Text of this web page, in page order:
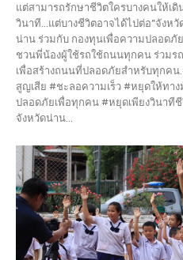
แต่สามารถรักษาชีวิตใครบางคนให้เดิ
วินาที…แต่บางชีวิตอาจได้ไปต่อ”จังห
น่าน ร่วมกับ กองทุนเพื่อความปลอดภั
ชวนพี่น้องผู้ใช้รถใช้ถนนทุกคน ร่วมร
เพื่อสร้างถนนที่ปลอดภัยสำหรับทุกค
สูญเสีย #ชะลอความเร็ว #หยุดให้ทา
ปลอดภัยเพื่อทุกคน #หยุดเพียงวินาที
จังหวัดน่าน...